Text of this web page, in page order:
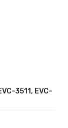
3511, EVC-